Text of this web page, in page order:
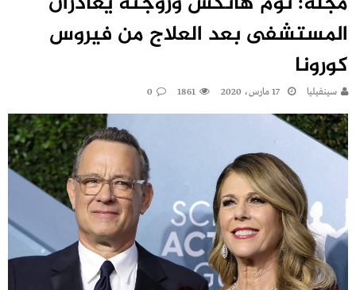
المستشفى بعد العلاج من فيروس
كورونا
سينفيليا 17 مارس، 2020 1861
0